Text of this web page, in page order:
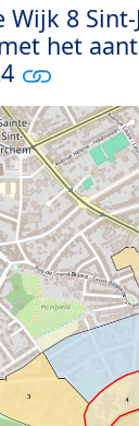
Wijk 8 Sint-
het